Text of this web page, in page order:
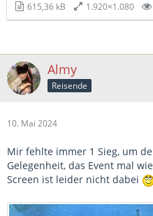
615,36 kB 1.920×1.080
Almy
Reisende
10. Mai 2024
Mir fehlte immer 1 Sieg, um
Gelegenheit, das Event mal
Screen ist leider nicht dabei